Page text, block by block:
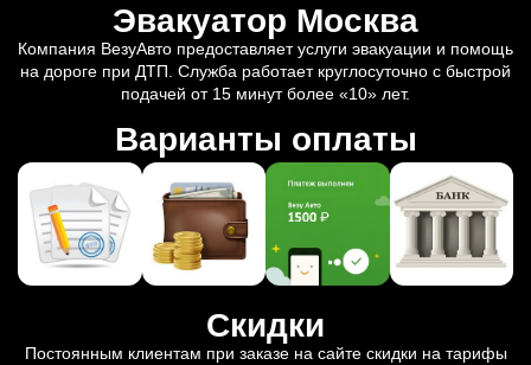
Эвакуатор Москва
Компания ВезуАвто предоставляет услуги эвакуации и помощь
на дороге при ДТП. Служба работает круглосуточно с быстрой
подачей от 15 минут более «10» лет.
Варианты оплаты
Скидки
Постоянным клиентам при заказе на сайте скидки на тарифы